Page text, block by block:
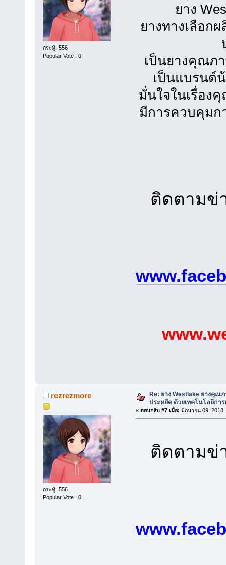
กระทู้: 556
Popular Vote : 0
ยาง
ยางทางเลือก
เป็นยางคุณภ
เป็นแบรนด์
มั่นใจในเรื่อง
มีการควบคุมก
ติดตามข่
rezrezmore
กระทู้: 556
Popular Vote : 0
Re: ยาง Westlake ยางคุณ
ประหยัด ด้วยเทคโนโลยีกา
« ตอบกลับ #7 เมื่อ: มิถุนายน 09, 2018,
ติดตามข่